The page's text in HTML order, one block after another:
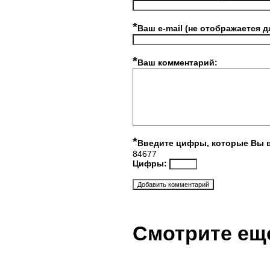
*Ваш e-mail (не отображается
*Ваш комментарий:
*Введите цифры, которые Вы
84677
Цифры:
Смотрите